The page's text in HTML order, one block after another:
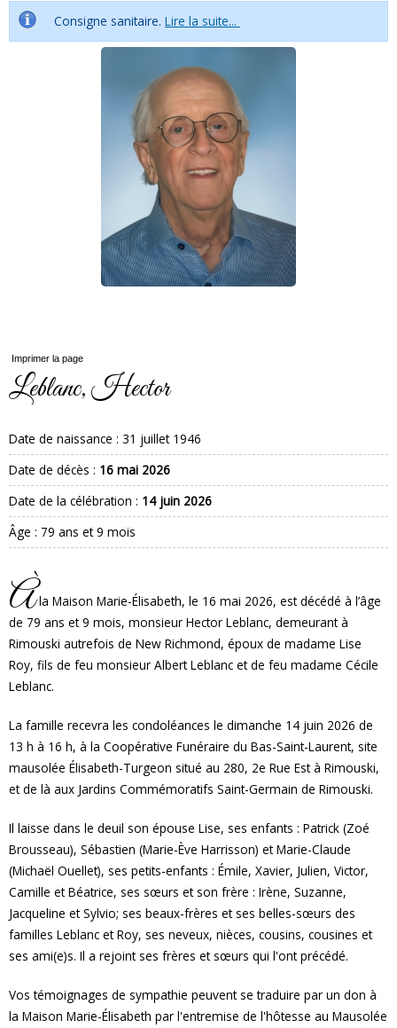
Consigne sanitaire. Lire la suite...
Imprimer la page
Leblanc, Hector
Date de naissance : 31 juillet 1946
Date de décès : 16 mai 2026
Date de la célébration : 14 juin 2026
Âge : 79 ans et 9 mois
Àla Maison Marie-Élisabeth, le 16 mai 2026, est décédé à l’âge
de 79 ans et 9 mois, monsieur Hector Leblanc, demeurant à
Rimouski autrefois de New Richmond, époux de madame Lise
Roy, fils de feu monsieur Albert Leblanc et de feu madame Cécile
Leblanc.
La famille recevra les condoléances le dimanche 14 juin 2026 de
13 h à 16 h, à la Coopérative Funéraire du Bas-Saint-Laurent, site
mausolée Élisabeth-Turgeon situé au 280, 2e Rue Est à Rimouski,
et de là aux Jardins Commémoratifs Saint-Germain de Rimouski.
Il laisse dans le deuil son épouse Lise, ses enfants : Patrick (Zoé
Brousseau), Sébastien (Marie-Ève Harrisson) et Marie-Claude
(Michaël Ouellet), ses petits-enfants : Émile, Xavier, Julien, Victor,
Camille et Béatrice, ses sœurs et son frère : Irène, Suzanne,
Jacqueline et Sylvio; ses beaux-frères et ses belles-sœurs des
familles Leblanc et Roy, ses neveux, nièces, cousins, cousines et
ses ami(e)s. Il a rejoint ses frères et sœurs qui l'ont précédé.
Vos témoignages de sympathie peuvent se traduire par un don à
la Maison Marie-Élisabeth par l'entremise de l'hôtesse au Mausolée